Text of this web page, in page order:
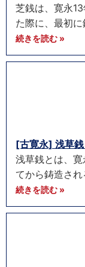
芝銭は、寛永
た際に、最初に
続きを読む »
[古寛永] 浅草
浅草銭とは、
てから鋳造され
続きを読む »